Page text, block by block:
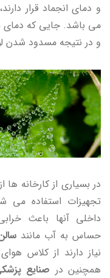
می باشد. جایی که دمای
و در نتیجه مسدود شدن
در بسیاری از کارخانه ها
تجهیزات استفاده
داخلی آنها باعث
حساس به آب مانند
نیاز دارند از کلاس
همچنین در صنایع